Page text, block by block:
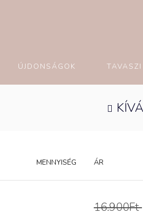
ÚJDONSÁGOK
MENNYISÉG ÁR
16.900Ft